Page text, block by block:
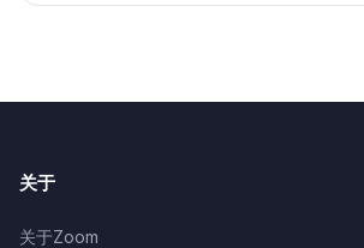
关于
关于Zoom